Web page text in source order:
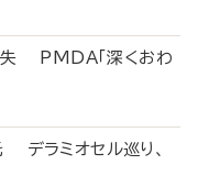
失 PMDA「深くおわ
デラミオセル巡り、